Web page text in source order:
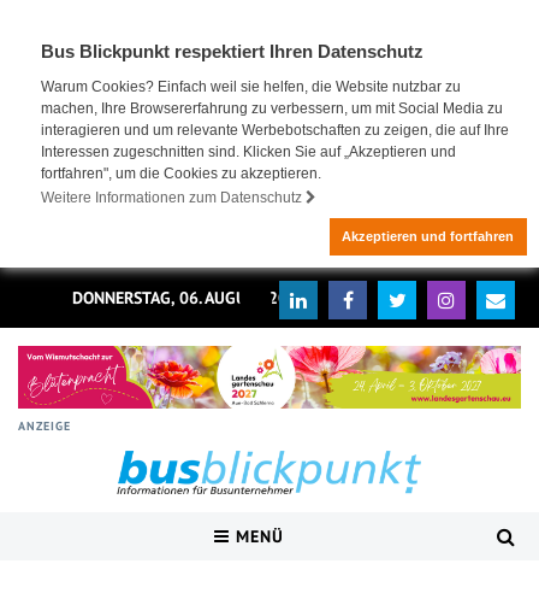
Bus Blickpunkt respektiert Ihren Datenschutz
Warum Cookies? Einfach weil sie helfen, die Website nutzbar zu
machen, Ihre Browsererfahrung zu verbessern, um mit Social Media zu
interagieren und um relevante Werbebotschaften zu zeigen, die auf Ihre
Interessen zugeschnitten sind. Klicken Sie auf „Akzeptieren und
fortfahren", um die Cookies zu akzeptieren.
Weitere Informationen zum Datenschutz
Akzeptieren und fortfahren
DONNERSTAG, 06. AUGUST 2026
ANZEIGE
MENÜ